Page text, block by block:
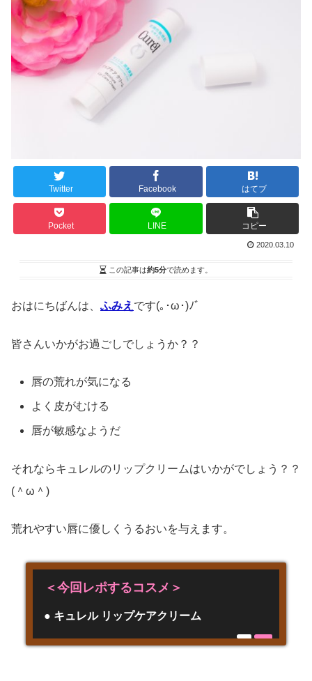
Twitter Facebook はてブ
Pocket LINE コピー
2020.03.10
この記事は約5分で読めます。
おはにちばんは、 ふみえ です(｡･ω･)ﾉﾞ
皆さんいかがお過ごしでしょうか？？
唇の荒れが気になる
よく皮がむける
唇が敏感なようだ
それならキュレルのリップクリームはいかがでしょう？？
(＾ω＾)
荒れやすい唇に優しくうるおいを与えます。
＜今回レポするコスメ＞
● キュレル リップケアクリーム